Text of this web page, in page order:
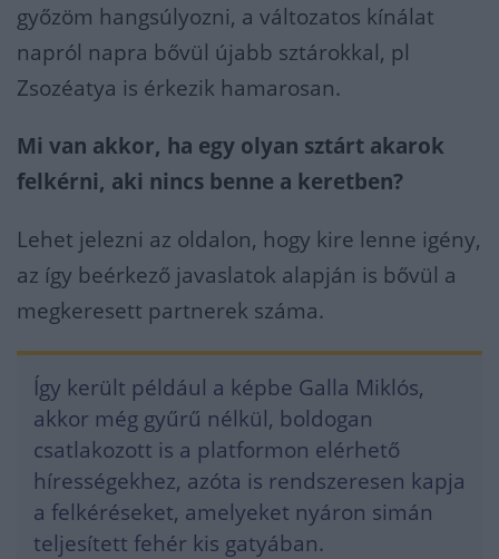
győzöm hangsúlyozni, a változatos kínálat
napról napra bővül újabb sztárokkal, pl
Zsozéatya is érkezik hamarosan.
Mi van akkor, ha egy olyan sztárt akarok
felkérni, aki nincs benne a keretben?
Lehet jelezni az oldalon, hogy kire lenne igény,
az így beérkező javaslatok alapján is bővül a
megkeresett partnerek száma.
Így került például a képbe Galla Miklós,
akkor még gyűrű nélkül, boldogan
csatlakozott is a platformon elérhető
hírességekhez, azóta is rendszeresen kapja
a felkéréseket, amelyeket nyáron simán
teljesített fehér kis gatyában.